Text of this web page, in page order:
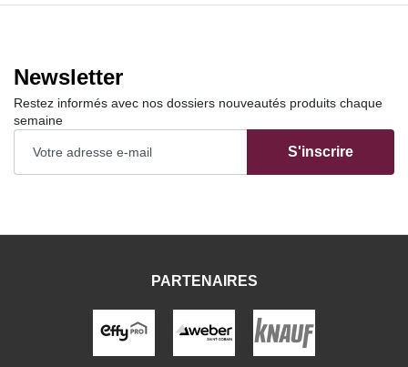
Newsletter
Restez informés avec nos dossiers nouveautés produits chaque
semaine
S'inscrire
PARTENAIRES